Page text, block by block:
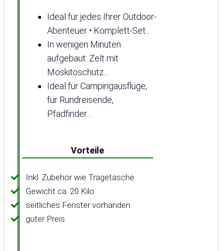
Ideal für jedes Ihrer Outdoor-
Abenteuer • Komplett-Set...
In wenigen Minuten
aufgebaut: Zelt mit
Moskitoschutz...
Ideal für Campingausflüge,
für Rundreisende,
Pfadfinder...
Vorteile
Inkl. Zubehör wie Tragetasche
Gewicht ca. 20 Kilo
seitliches Fenster vorhanden
guter Preis